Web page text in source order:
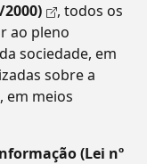
, todos os
ao pleno
sociedade, em
sobre a
em meios
(Lei nº